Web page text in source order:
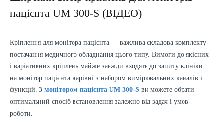
пацієнта UM 300-S (ВІДЕО)
Кріплення для монітора пацієнта — важлива складова комплекту
постачання медичного обладнання цього типу. Вимоги до якісних
і варіативних кріплень майже завжди входять до запиту клініки
на монітор пацієнта нарівні з набором вимірювальних каналів і
функцій. З монітором пацієнта UM 300-S ви можете обрати
оптимальний спосіб встановлення залежно від задач і умов
роботи.